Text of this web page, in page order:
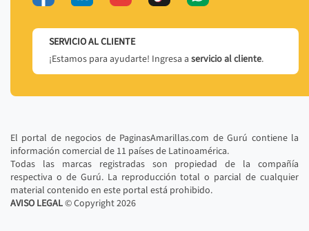
SERVICIO AL CLIENTE
¡Estamos para ayudarte! Ingresa a servicio al cliente.
El portal de negocios de PaginasAmarillas.com de Gurú contiene la
información comercial de 11 países de Latinoamérica.
Todas las marcas registradas son propiedad de la compañía
respectiva o de Gurú. La reproducción total o parcial de cualquier
material contenido en este portal está prohibido.
AVISO LEGAL© Copyright2026